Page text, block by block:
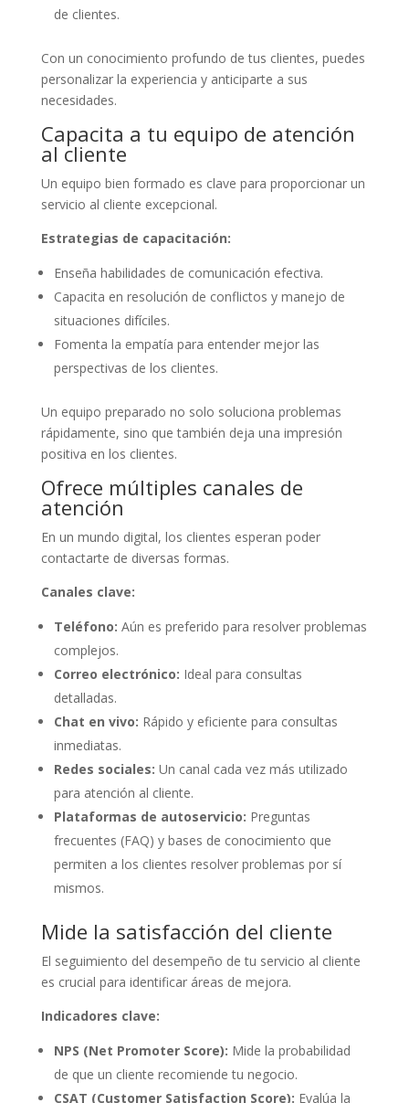
de clientes.
Con un conocimiento profundo de tus clientes, puedes
personalizar la experiencia y anticiparte a sus
necesidades.
Capacita a tu equipo de atención
al cliente
Un equipo bien formado es clave para proporcionar un
servicio al cliente excepcional.
Estrategias de capacitación:
Enseña habilidades de comunicación efectiva.
Capacita en resolución de conflictos y manejo de
situaciones difíciles.
Fomenta la empatía para entender mejor las
perspectivas de los clientes.
Un equipo preparado no solo soluciona problemas
rápidamente, sino que también deja una impresión
positiva en los clientes.
Ofrece múltiples canales de
atención
En un mundo digital, los clientes esperan poder
contactarte de diversas formas.
Canales clave:
Teléfono: Aún es preferido para resolver problemas
complejos.
Correo electrónico: Ideal para consultas
detalladas.
Chat en vivo: Rápido y eficiente para consultas
inmediatas.
Redes sociales: Un canal cada vez más utilizado
para atención al cliente.
Plataformas de autoservicio: Preguntas
frecuentes (FAQ) y bases de conocimiento que
permiten a los clientes resolver problemas por sí
mismos.
Mide la satisfacción del cliente
El seguimiento del desempeño de tu servicio al cliente
es crucial para identificar áreas de mejora.
Indicadores clave:
NPS (Net Promoter Score): Mide la probabilidad
de que un cliente recomiende tu negocio.
CSAT (Customer Satisfaction Score): Evalúa la